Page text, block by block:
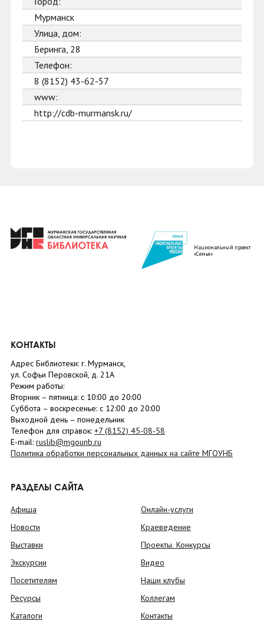
Мурманск
Улица, дом:
Беринга, 28
Телефон:
8 (8152) 43-62-57
www:
http://cdb-murmansk.ru/
Национальный проект
«Семья»
КОНТАКТЫ
Адрес Библиотеки: г. Мурманск,
ул. Софьи Перовской, д. 21А
Режим работы:
Вторник – пятница: с 10:00 до 20:00
Суббота – воскресенье: c 12:00 до 20:00
Выходной день – понедельник
Телефон для справок: +7 (8152) 45-08-58
E-mail: ruslib@mgounb.ru
Политика обработки персональных данных на сайте МГОУНБ
РАЗДЕЛЫ САЙТА
Афиша
Новости
Выставки
Экскурсии
Посетителям
Ресурсы
Каталоги
Онлайн-услуги
Краеведение
Проекты. Конкурсы
Видео
Наши клубы
Коллегам
Контакты